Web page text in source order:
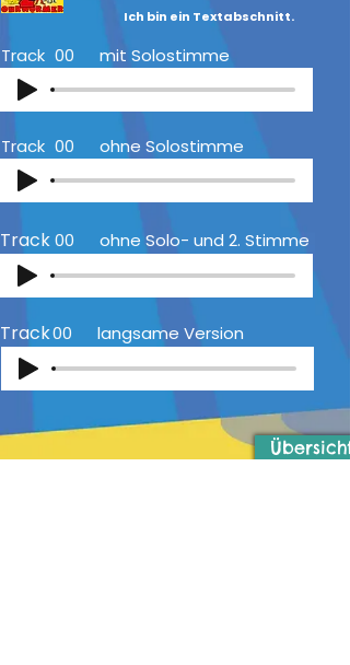
Ich bin ein Textabschnitt.
Track 00 mit Solostimme
Track 00 ohne Solostimme
Track00 ohne Solo- und 2. Stimme
Track00 langsame Version
Übersicht